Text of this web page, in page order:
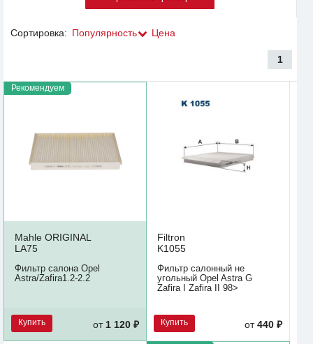
Сортировка: Популярность Цена
1
Рекомендуем
Mahle ORIGINAL
LA75
Фильтр салона Opel
Astra/Zafira1.2-2.2
Купить от 1 120 ₽
Filtron
K1055
Фильтр салонный не
угольный Opel Astra G
Zafira I Zafira II 98>
Купить от440 ₽